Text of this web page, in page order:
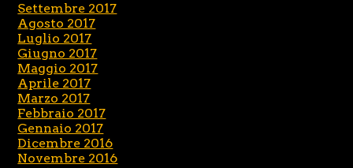
Settembre 2017
Agosto 2017
Luglio 2017
Giugno 2017
Maggio 2017
Aprile 2017
Marzo 2017
Febbraio 2017
Gennaio 2017
Dicembre 2016
Novembre 2016